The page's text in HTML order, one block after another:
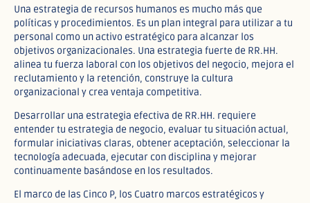
Una estrategia de recursos humanos es mucho más que
políticas y procedimientos. Es un plan integral para utilizar a tu
personal como un activo estratégico para alcanzar los
objetivos organizacionales. Una estrategia fuerte de RR.HH.
alinea tu fuerza laboral con los objetivos del negocio, mejora el
reclutamiento y la retención, construye la cultura
organizacional y crea ventaja competitiva.
Desarrollar una estrategia efectiva de RR.HH. requiere
entender tu estrategia de negocio, evaluar tu situación actual,
formular iniciativas claras, obtener aceptación, seleccionar la
tecnología adecuada, ejecutar con disciplina y mejorar
continuamente basándose en los resultados.
El marco de las Cinco P, los Cuatro marcos estratégicos y